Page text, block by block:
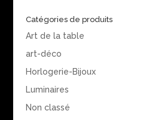
Catégories de produits
Art de la table
art-déco
Horlogerie-Bijoux
Luminaires
Non classé